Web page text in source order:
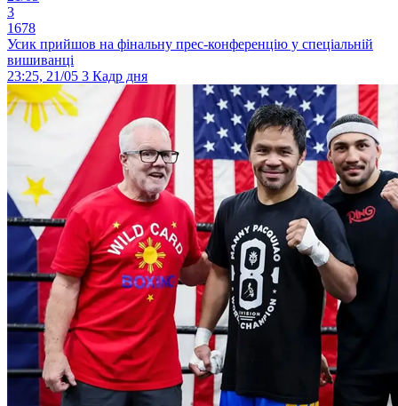
3
1678
Усик прийшов на фінальну прес-конференцію у спеціальній
вишиванці
23:25, 21/05 3 Кадр дня